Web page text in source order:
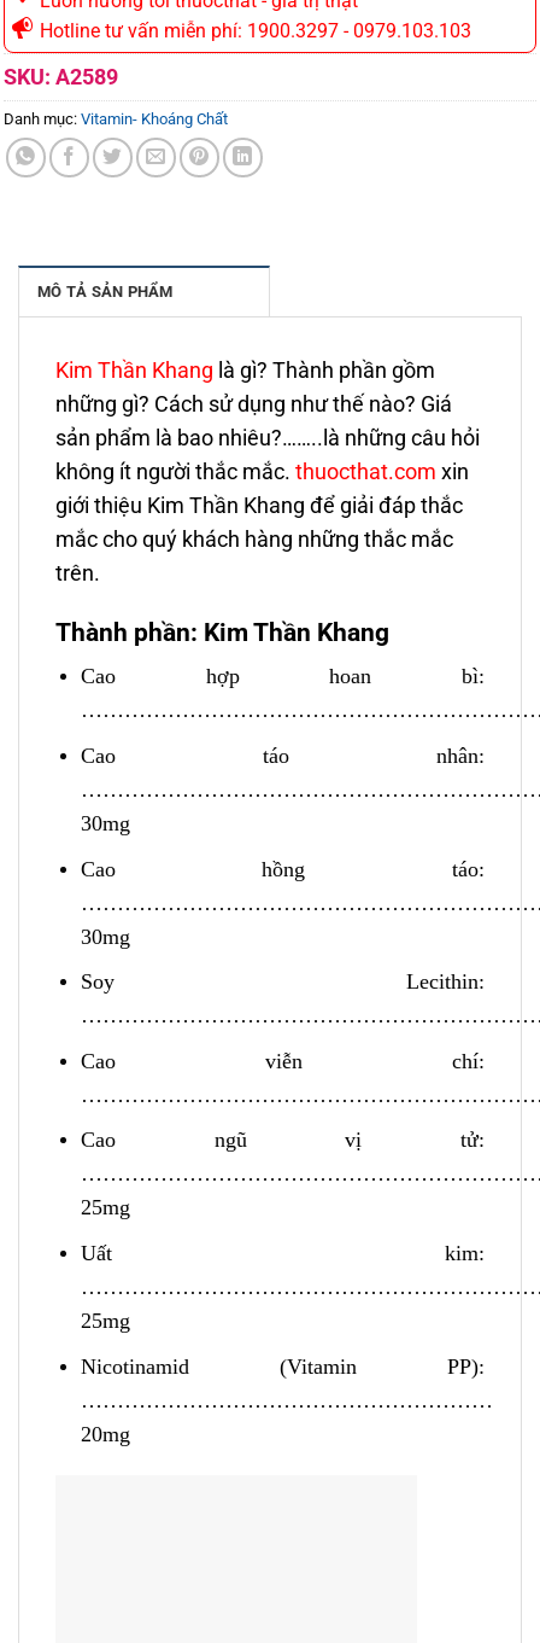
Hotline tư vấn miễn phí: 1900.3297 - 0979.103.103
SKU: A2589
Danh mục: Vitamin- Khoáng Chất
MÔ TẢ SẢN PHẨM
Kim Thần Khang là gì? Thành phần gồm
những gì? Cách sử dụng như thế nào? Giá
sản phẩm là bao nhiêu?……..là những câu hỏi
không ít người thắc mắc. thuocthat.com xin
giới thiệu Kim Thần Khang để giải đáp thắc
mắc cho quý khách hàng những thắc mắc
trên.
Thành phần: Kim Thần Khang
Cao hợp hoan bì:
Cao táo nhân:
30mg
Cao hồng táo:
30mg
Soy Lecithin:
Cao viễn chí:
Cao ngũ vị tử:
25mg
Uất kim:
25mg
Nicotinamid (Vitamin PP):
…………………………………………………
20mg